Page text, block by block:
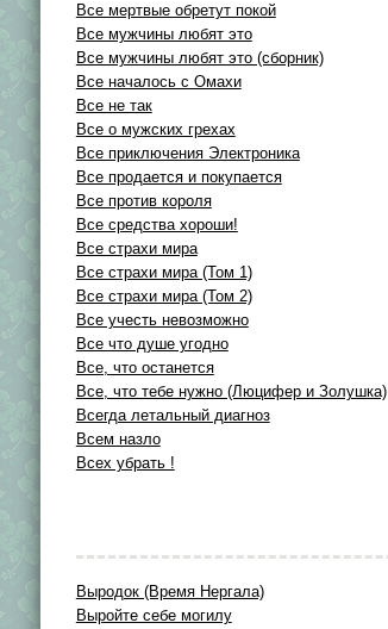
Все мертвые обретут покой
Все мужчины любят это
Все мужчины любят это (сборник)
Все началось с Омахи
Все не так
Все о мужских грехах
Все приключения Электроника
Все продается и покупается
Все против короля
Все средства хороши!
Все страхи мира
Все страхи мира (Том 1)
Все страхи мира (Том 2)
Все учесть невозможно
Все что душе угодно
Все, что останется
Все, что тебе нужно (Люцифер и Золушка)
Всегда летальный диагноз
Всем назло
Всех убрать !
Выродок (Время Нергала)
Выройте себе могилу